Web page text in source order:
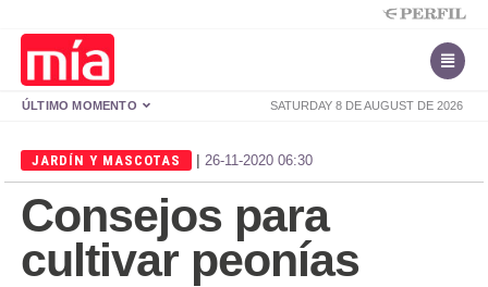
SATURDAY 8 DE AUGUST DE 2026
ÚLTIMO MOMENTO
JARDÍN Y MASCOTAS | 26-11-2020 06:30
Consejos para
cultivar peonías